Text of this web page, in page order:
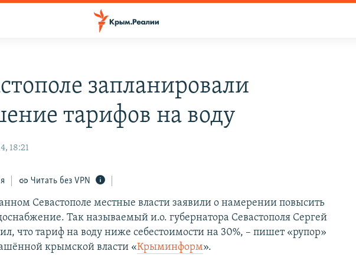
запланировали
тарифов на воду
18:21
Читать без VPN
Севастополе местные власти заявили о намерении повысить
Так называемый и.о. губернатора Севастополя Сергей
что тариф на воду ниже себестоимости на 30%, – пишет «рупор»
крымской власти «Крыминформ».